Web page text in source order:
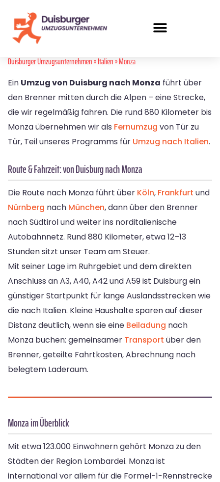
Duisburger Umzugsunternehmen»Italien» Monza
Ein Umzug von Duisburg nach Monza führt über
den Brenner mitten durch die Alpen – eine Strecke,
die wir regelmäßig fahren. Die rund 880 Kilometer bis
Monza übernehmen wir als Fernumzug von Tür zu
Tür, Teil unseres Programms für Umzug nach Italien.
Route & Fahrzeit: von Duisburg nach Monza
Die Route nach Monza führt über Köln, Frankfurt und
Nürnberg nach München, dann über den Brenner
nach Südtirol und weiter ins norditalienische
Autobahnnetz. Rund 880 Kilometer, etwa 12–13
Stunden sitzt unser Team am Steuer.
Mit seiner Lage im Ruhrgebiet und dem direkten
Anschluss an A3, A40, A42 und A59 ist Duisburg ein
günstiger Startpunkt für lange Auslandsstrecken wie
die nach Italien. Kleine Haushalte sparen auf dieser
Distanz deutlich, wenn sie eine Beiladung nach
Monza buchen: gemeinsamer Transport über den
Brenner, geteilte Fahrtkosten, Abrechnung nach
belegtem Laderaum.
Monza im Überblick
Mit etwa 123.000 Einwohnern gehört Monza zu den
Städten der Region Lombardei. Monza ist
international vor allem für die Formel-1-Rennstrecke